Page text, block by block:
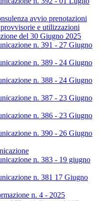
avvio prenotazioni
e utilizzazioni
del 30 Giugno 2025
n. 391 - 27 Giugno
n. 389 - 24 Giugno
n. 388 - 24 Giugno
n. 387 - 23 Giugno
n. 386 - 23 Giugno
n. 390 - 26 Giugno
n. 383 - 19 giugno
n. 381 17 Giugno
n. 4 - 2025